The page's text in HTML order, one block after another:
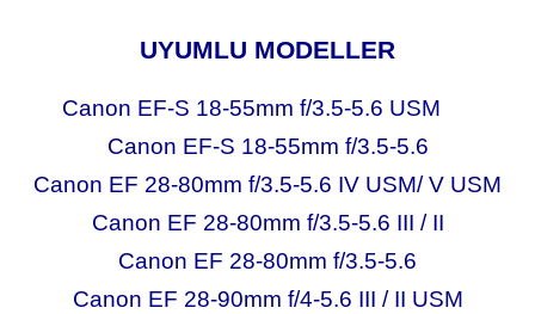
UYUMLU MODELLER
Canon EF-S 18-55mm f/3.5-5.6 USM
Canon EF-S 18-55mm f/3.5-5.6
Canon EF 28-80mm f/3.5-5.6 IV USM/ V USM
Canon EF 28-80mm f/3.5-5.6 III / II
Canon EF 28-80mm f/3.5-5.6
Canon EF 28-90mm f/4-5.6 III / II USM